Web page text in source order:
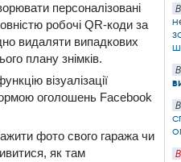
персоналізовані
робочі QR-коди за
видаляти випадкових
плану знімків.
візуалізації
оголошень Facebook
фото свого гаража чи
як там